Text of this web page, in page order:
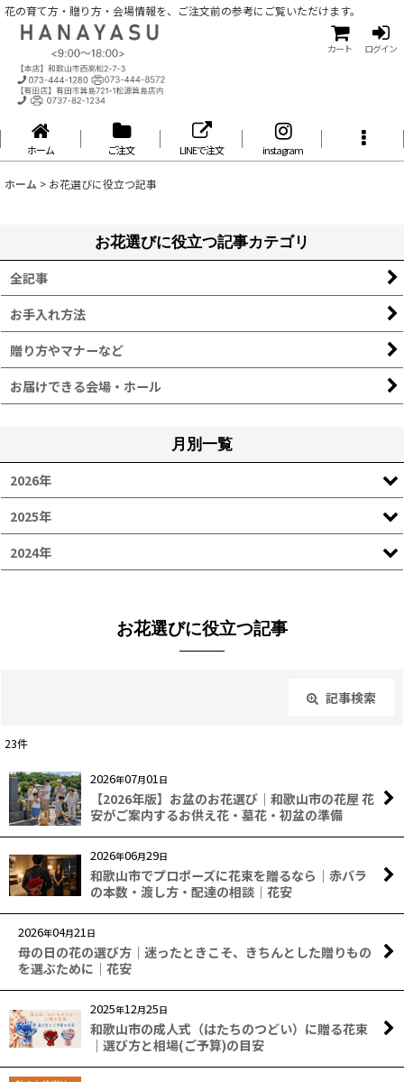
花の育て方・贈り方・会場情報を、ご注文前の参考にご覧いただけます。
カート ログイン
ホーム ご注文 LINEで注文 instagram
ホーム > お花選びに役立つ記事
お花選びに役立つ記事
記事検索
キーワード :
カテゴリ:
絞り込む
23件
2026年07月01日
【2026年版】お盆のお花選び｜和歌山市の花屋 花
安がご案内するお供え花・墓花・初盆の準備
2026年06月29日
和歌山市でプロポーズに花束を贈るなら｜赤バラ
の本数・渡し方・配達の相談｜花安
2026年04月21日
母の日の花の選び方｜迷ったときこそ、きちんとした贈りもの
を選ぶために｜花安
2025年12月25日
和歌山市の成人式（はたちのつどい）に贈る花束
｜選び方と相場(ご予算)の目安
お花選びに役立つ記事カテゴリ
全記事
お手入れ方法
贈り方やマナーなど
お届けできる会場・ホール
月別一覧
2026年
2025年
2024年